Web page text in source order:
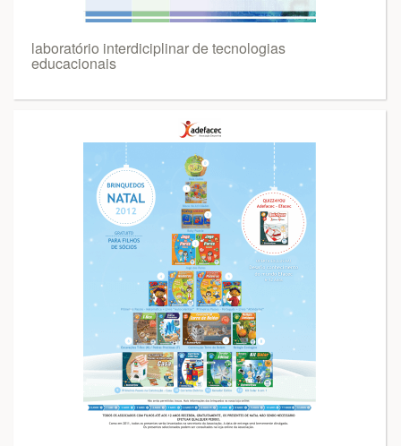
laboratório interdiciplinar de tecnologias
educacionais